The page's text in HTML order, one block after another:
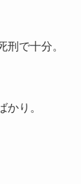
刑で十分。
かり。